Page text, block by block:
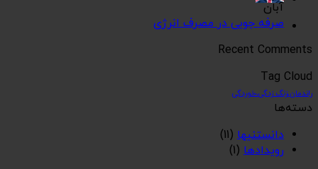
آبان
صرفه جویی در مصرف انرژی
Recent Comments
Tag Cloud
راندمان،زنگ زدگی،خوردگی
دسته‌ها
دانستنیها (11)
رویدادها (1)